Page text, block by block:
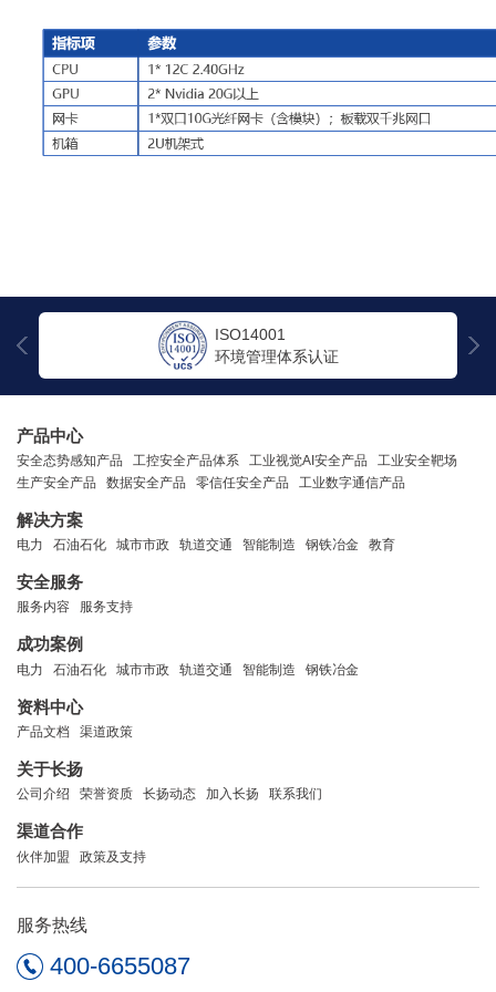
ISO14001
环境管理体系认证
产品中心
安全态势感知产品 工控安全产品体系 工业视觉AI安全产品
工业安全靶场
生产安全产品
数据安全产品 零信任安全产品 工业数字通信产品
解决方案
电力 石油石化 城市市政 轨道交通 智能制造 钢铁冶金 教育
安全服务
服务内容 服务支持
成功案例
电力 石油石化 城市市政 轨道交通 智能制造 钢铁冶金
资料中心
产品文档 渠道政策
关于长扬
公司介绍 荣誉资质 长扬动态 加入长扬 联系我们
渠道合作
伙伴加盟 政策及支持
服务热线
400-6655087